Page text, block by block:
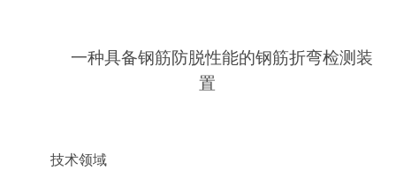
一种具备钢筋防脱性能的钢筋折弯检测装
置
技术领域